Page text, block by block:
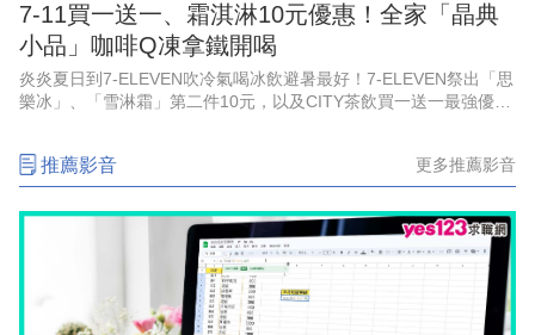
7-11買一送一、霜淇淋10元優惠！全家「晶典
小品」咖啡Q凍拿鐵開喝
炎炎夏日到7-ELEVEN吹冷氣喝冰飲避暑最好！7-ELEVEN祭出「思
樂冰」、「雪淋霜」第二件10元，以及CITY茶飲買一送一最強優
推薦影音 更多推薦影音